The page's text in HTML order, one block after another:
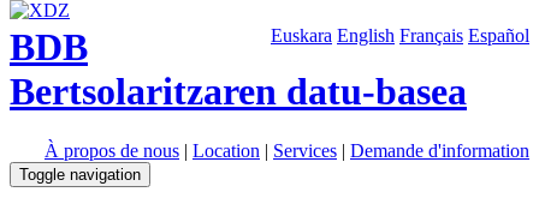
Euskara English Français Español
BDB
Bertsolaritzaren datu-basea
À propos de nous | Location | Services | Demande d'information
Toggle navigation